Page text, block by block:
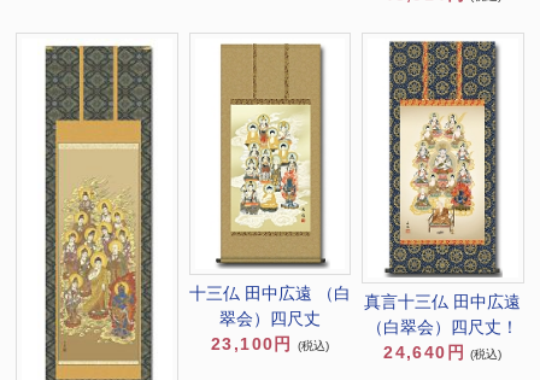
十三仏 田中広遠 （白
翠会）四尺丈
23,100円
(税込)
真言十三仏 田中広遠
（白翠会）四尺丈！
24,640円
(税込)